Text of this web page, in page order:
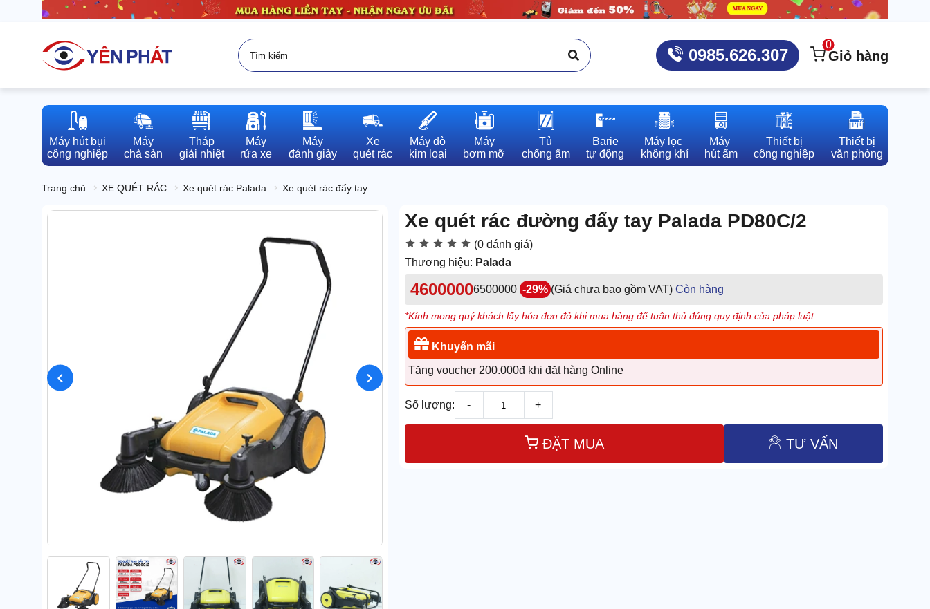
0985.626.307
0
Giỏ hàng
Máy hút bụi
công nghiệp
Máy
chà sàn
Tháp
giải nhiệt
Máy
rửa xe
Máy
đánh giày
Xe
quét rác
Máy dò
kim loại
Máy
bơm mỡ
Tủ
chống ẩm
Barie
tự động
Máy lọc
không khí
Máy
hút ẩm
Thiết bị
công nghiệp
Thiết bị
văn phòng
Trang chủ XE QUÉT RÁC Xe quét rác Palada Xe quét rác đẩy tay
Xe quét rác đường đẩy tay Palada PD80C/2
(0 đánh giá)
Thương hiệu: Palada
46000006500000 -29% (Giá chưa bao gồm VAT) Còn hàng
*Kính mong quý khách lấy hóa đơn đỏ khi mua hàng để tuân thủ đúng quy định của pháp luật.
Khuyến mãi
Tặng voucher 200.000đ khi đặt hàng Online
Số lượng: - +
ĐẶT MUA TƯ VẤN